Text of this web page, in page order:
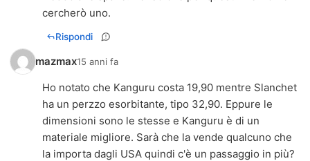
cercherò uno.
Rispondi
mazmax15 anni fa
Ho notato che Kanguru costa 19,90 mentre Slanchet
ha un perzzo esorbitante, tipo 32,90. Eppure le
dimensioni sono le stesse e Kanguru è di un
materiale migliore. Sarà che la vende qualcuno che
la importa dagli USA quindi c'è un passaggio in più?